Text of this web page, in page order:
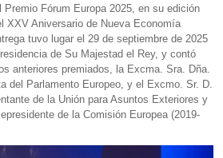
Premio Fórum Europa 2025, en su edición
XXV Aniversario de Nueva Economía
tuvo lugar el 29 de septiembre de 2025
de Su Majestad el Rey, y contó
anteriores premiados, la Excma. Sra. Dña.
del Parlamento Europeo, y el Excmo. Sr. D.
de la Unión para Asuntos Exteriores y
de la Comisión Europea (2019-